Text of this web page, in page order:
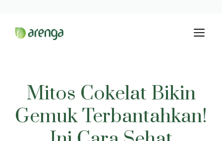
Mitos Cokelat Bikin
Gemuk Terbantahkan!